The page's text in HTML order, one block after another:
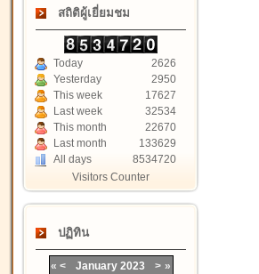
สถิติผู้เยี่ยมชม
Today
2626
Yesterday
2950
This week
17627
Last week
32534
This month
22670
Last month
133629
All days
8534720
Visitors Counter
ปฏิทิน
« < January 2023 > »